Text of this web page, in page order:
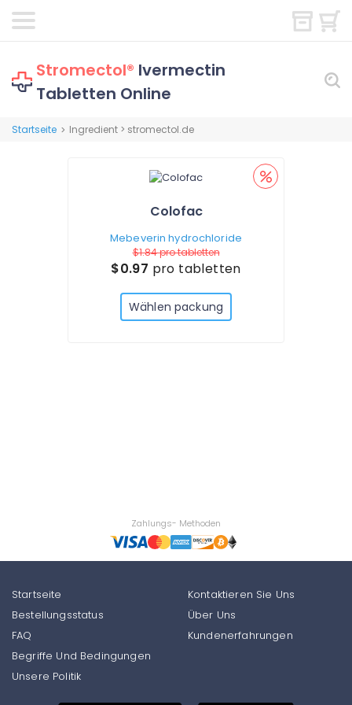
Stromectol® Ivermectin
Tabletten Online
Startseite > Ingredient > stromectol.de
Colofac
Mebeverin hydrochloride
$1.84pro tabletten
$0.97 pro tabletten
Wählen packung
Zahlungs- Methoden
Startseite
Bestellungsstatus
FAQ
Kontaktieren Sie Uns
Über Uns
Kundenerfahrungen
Begriffe Und Bedingungen
Unsere Politik